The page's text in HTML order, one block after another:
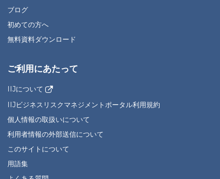
ブログ
初めての方へ
無料資料ダウンロード
ご利用にあたって
IIJについて
IIJビジネスリスクマネジメントポータル利用規約
個人情報の取扱いについて
利用者情報の外部送信について
このサイトについて
用語集